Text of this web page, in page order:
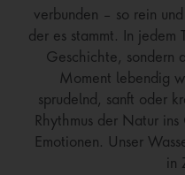
verbunden – so rein
der es stammt. In jedem
Geschichte, sondern
Moment lebendig
sprudelnd, sanft oder
Rhythmus der Natur
Emotionen. Unser
in